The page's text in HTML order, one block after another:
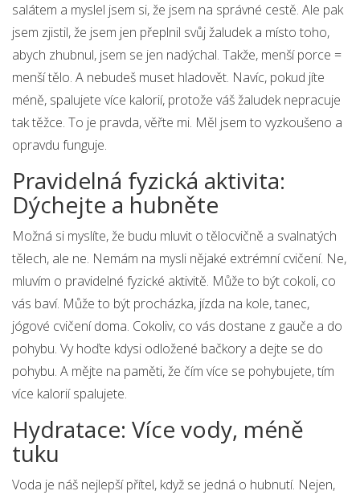
salátem a myslel jsem si, že jsem na správné cestě. Ale pak
jsem zjistil, že jsem jen přeplnil svůj žaludek a místo toho,
abych zhubnul, jsem se jen nadýchal. Takže, menší porce =
menší tělo. A nebudeš muset hladovět. Navíc, pokud jíte
méně, spalujete více kalorií, protože váš žaludek nepracuje
tak těžce. To je pravda, věřte mi. Měl jsem to vyzkoušeno a
opravdu funguje.
Pravidelná fyzická aktivita:
Dýchejte a hubněte
Možná si myslíte, že budu mluvit o tělocvičně a svalnatých
tělech, ale ne. Nemám na mysli nějaké extrémní cvičení. Ne,
mluvím o pravidelné fyzické aktivitě. Může to být cokoli, co
vás baví. Může to být procházka, jízda na kole, tanec,
jógové cvičení doma. Cokoliv, co vás dostane z gauče a do
pohybu. Vy hoďte kdysi odložené bačkory a dejte se do
pohybu. A mějte na paměti, že čím více se pohybujete, tím
více kalorií spalujete.
Hydratace: Více vody, méně
tuku
Voda je náš nejlepší přítel, když se jedná o hubnutí. Nejen,